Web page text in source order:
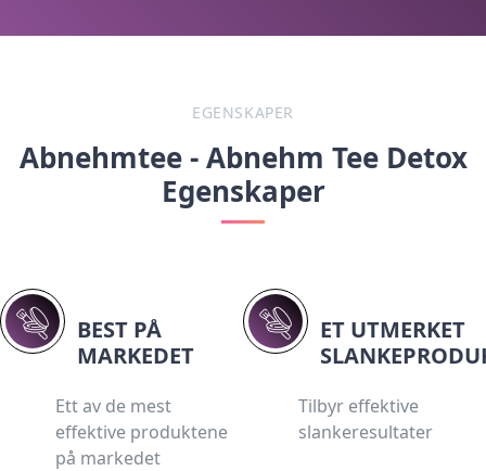
EGENSKAPER
Abnehmtee - Abnehm Tee Detox
Egenskaper
BEST PÅ
MARKEDET
Ett av de mest
effektive produktene
på markedet
ET UTMERKET
Tilbyr effektive
slankeresultater